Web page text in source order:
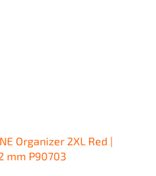
Organizer 2XL Red |
mm P90703